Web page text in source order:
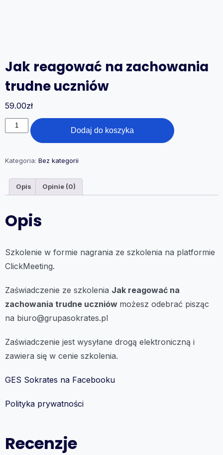
Jak reagować na zachowania
trudne uczniów
59.00zł
ilość
Jak
reagować
zachowania
uczniów
Dodaj do koszyka
Kategoria: Bez kategorii
Opis Opinie (0)
Opis
Szkolenie w formie nagrania ze szkolenia na platformie
ClickMeeting.
Zaświadczenie ze szkolenia Jak reagować na
zachowania trudne uczniów możesz odebrać pisząc
na biuro@grupasokrates.pl
Zaświadczenie jest wysyłane drogą elektroniczną i
zawiera się w cenie szkolenia.
GES Sokrates na Facebooku
Polityka prywatności
Recenzje